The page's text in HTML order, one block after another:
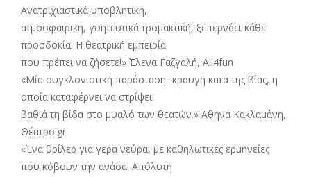
Ανατριχιαστικά υποβλητική,
ατμοσφαιρική, γοητευτικά τρομακτική, ξεπερνάει κάθε
προσδοκία. Η θεατρική εμπειρία
που πρέπει να ζήσετε!» Έλενα Γαζγαλή, All4fun
«Μία συγκλονιστική παράσταση- κραυγή κατά της βίας, η
οποία καταφέρνει να στρίψει
βαθιά τη βίδα στο μυαλό των θεατών.» Αθηνά Κακλαμάνη,
Θέατρο.gr
«Ένα θρίλερ για γερά νεύρα, με καθηλωτικές ερμηνείες
που κόβουν την ανάσα. Απόλυτη